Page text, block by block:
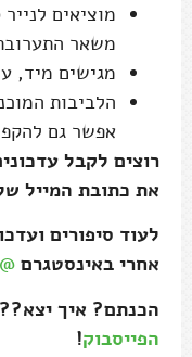
מוציאים
משאר
מגישים מיד,
הלביבות
אפשר גם
רוצים לקבל
את כתובת המייל
לעוד סיפורים
אחרי באינסטגרם @oztelem
הכנתם? איך
הפייסבוק!